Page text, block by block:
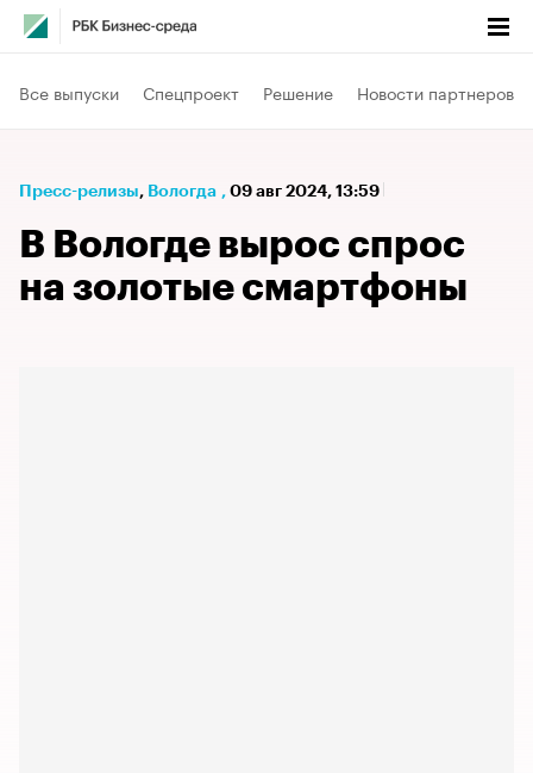
Все выпуски Спецпроект Решение Новости партнеров
Пресс-релизы⁠, Вологда , 09 авг 2024, 13:59
В Вологде вырос спрос
на золотые смартфоны